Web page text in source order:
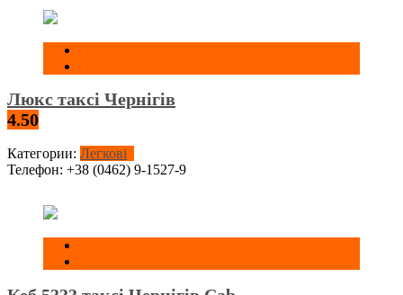
Люкс таксі Чернігів
4.50
Категории: Легкові
Телефон: +38 (0462) 9-1527-9